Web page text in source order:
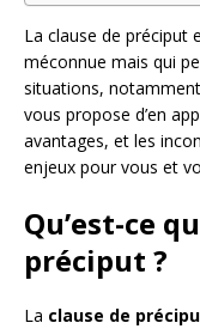
La clause de préciput
méconnue mais qui
situations,
vous propose d’en
avantages, et les
enjeux pour vous et
Qu’est-ce
préciput ?
La clause de